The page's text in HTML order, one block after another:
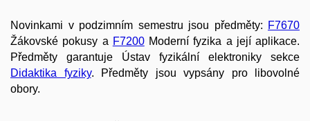
Novinkami v podzimním semestru jsou předměty: F7670
Žákovské pokusy a F7200Moderní fyzika a její aplikace.
Předměty garantuje Ústav fyzikální elektroniky sekce
Didaktika fyziky. Předměty jsou vypsány pro libovolné
obory.